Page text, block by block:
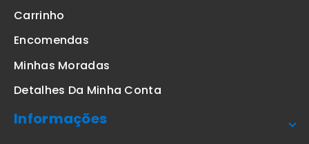
Carrinho
Encomendas
Minhas Moradas
Detalhes Da Minha Conta
Informações